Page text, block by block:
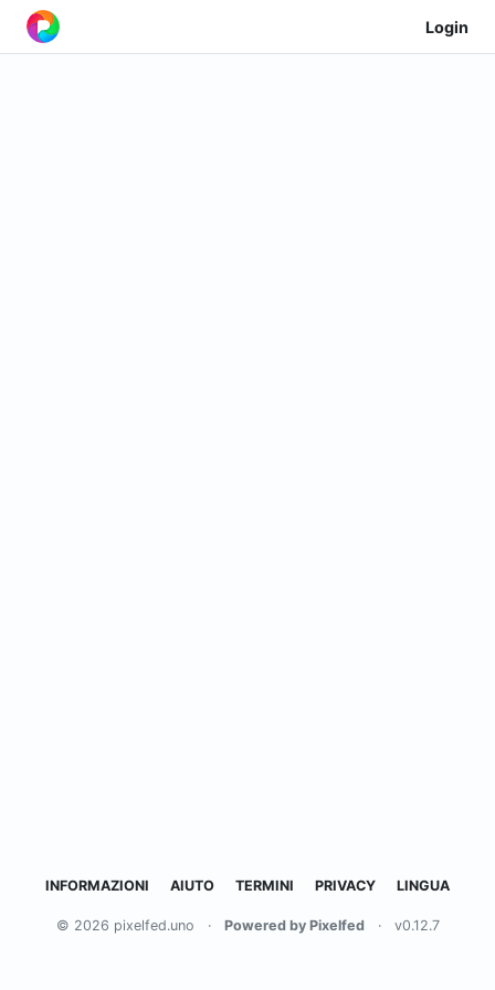
Login
INFORMAZIONI AIUTO TERMINI PRIVACY LINGUA
© 2026 pixelfed.uno · Powered by Pixelfed · v0.12.7